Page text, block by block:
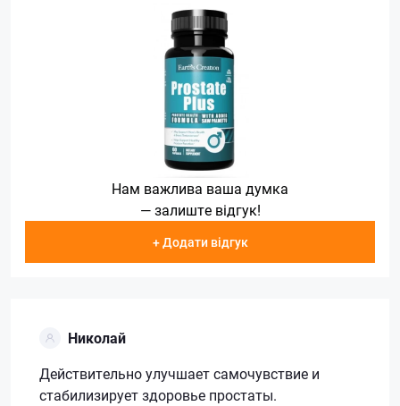
Нам важлива ваша думка
— залиште відгук!
+ Додати відгук
Николай
Действительно улучшает самочувствие и
стабилизирует здоровье простаты.